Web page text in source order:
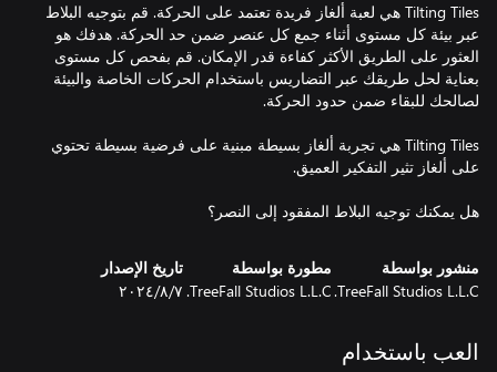
Tilting Tiles هي لعبة ألغاز فريدة تعتمد على الحركة. قم بتوجيه البلاط
عبر بيئة كل مستوى أثناء جمع كل عنصر ضمن حد الحركة. هدفك هو
العثور على الطريق الأكثر كفاءة قدر الإمكان. قم بفحص كل مستوى
بعناية لحل طريقك عبر التضاريس باستخدام الحركات الخاصة والبيئة
Tilting Tiles هي تجربة ألغاز بسيطة مبنية على فرضية بسيطة تحتوي
هل يمكنك توجيه البلاط المفقود إلى النصر؟
منشور بواسطة
TreeFall Studios L.L.C.
مطورة بواسطة
TreeFall Studios L.L.C.
تاريخ الإصدار
٧‏/٨‏/٢٠٢٤
العب باستخدام